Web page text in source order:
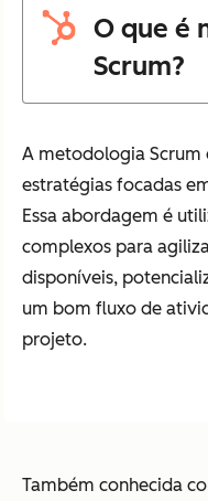
O que é
Scrum?
A metodologia Scrum
estratégias focadas
Essa abordagem é
complexos para
disponíveis,
um bom fluxo de
projeto.
Também conhecida